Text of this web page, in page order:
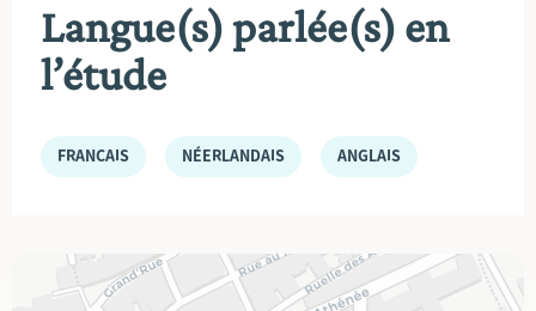
Langue(s) parlée(s) en
l’étude
FRANÇAIS NÉERLANDAIS ANGLAIS